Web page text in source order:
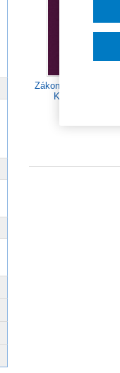
Zákoník práce (262/
Komentář - 8.